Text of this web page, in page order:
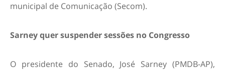
municipal de Comunicação (Secom).
Sarney quer suspender sessões no Congresso
O presidente do Senado, José Sarney (PMDB-AP),